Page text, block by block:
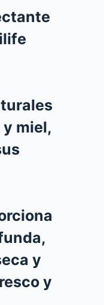
miel,
y
y